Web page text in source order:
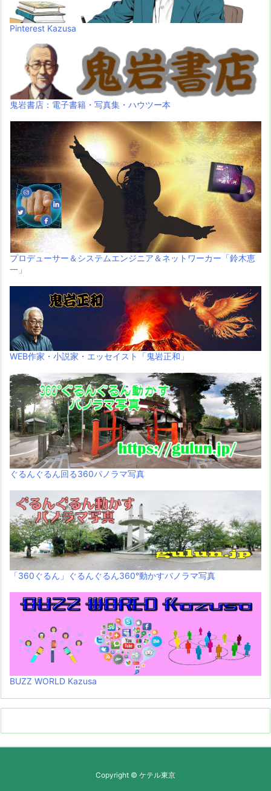
Pinterest Kazusa
鬼岩書店：電子書籍・写真集・ハウツー本
プロデューサー＆システムエンジニア＆ネットワーカー「鈴木恵
一」
WEB作家・小説家・エッセイスト「鬼岩正和」
ぐるんぐるん回る360パノラマ写真
「360ぐるん」ぐるんぐるん360°動かすパノラマ写真
BUZZ WORLD Kazusa
Copyright © ケテル東京